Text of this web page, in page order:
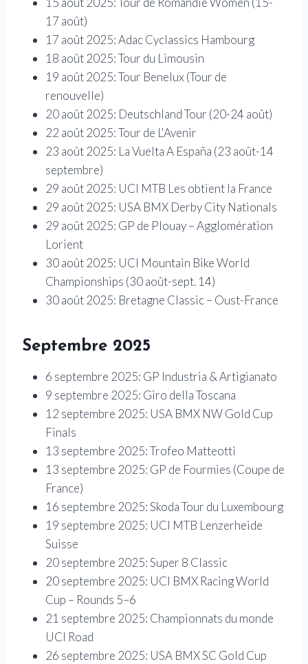
17 août)
17 août 2025: Adac Cyclassics Hambourg
18 août 2025: Tour du Limousin
19 août 2025: Tour Benelux (Tour de
renouvelle)
20 août 2025: Deutschland Tour (20-24 août)
22 août 2025: Tour de L'Avenir
23 août 2025: La Vuelta A España (23 août-14
septembre)
29 août 2025: UCI MTB Les obtient la France
29 août 2025: USA BMX Derby City Nationals
29 août 2025: GP de Plouay – Agglomération
Lorient
30 août 2025: UCI Mountain Bike World
Championships (30 août-sept. 14)
30 août 2025: Bretagne Classic – Oust-France
Septembre 2025
6 septembre 2025: GP Industria & Artigianato
9 septembre 2025: Giro della Toscana
12 septembre 2025: USA BMX NW Gold Cup
Finals
13 septembre 2025: Trofeo Matteotti
13 septembre 2025: GP de Fourmies (Coupe de
France)
16 septembre 2025: Skoda Tour du Luxembourg
19 septembre 2025: UCI MTB Lenzerheide
Suisse
20 septembre 2025: Super 8 Classic
20 septembre 2025: UCI BMX Racing World
Cup – Rounds 5–6
21 septembre 2025: Championnats du monde
UCI Road
26 septembre 2025: USA BMX SC Gold Cup